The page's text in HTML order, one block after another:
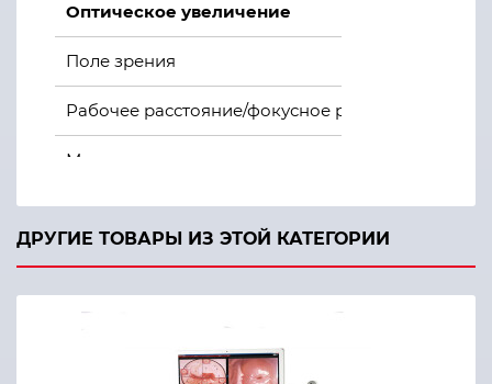
Оптическое увеличение
Поле зрения
Рабочее расстояние/фокусное расстояние
Межзрачковое расстояние
Диоптрийная регулировка/компенсация
Максимальное разрешение
ДРУГИЕ ТОВАРЫ ИЗ ЭТОЙ КАТЕГОРИИ